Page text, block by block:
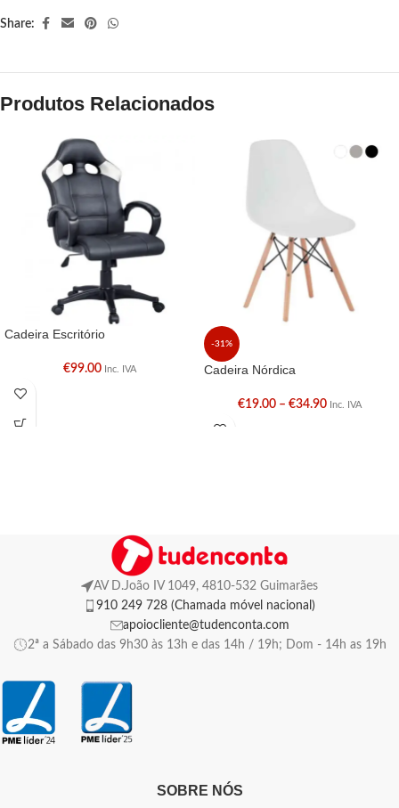
Share:
Produtos Relacionados
Cadeira Escritório
€99.00 Inc. IVA
-31%
Cadeira Nórdica
€19.00 – €34.90 Inc. IVA
AV D.João IV 1049, 4810-532 Guimarães
910 249 728 (Chamada móvel nacional)
apoiocliente@tudenconta.com
2ª a Sábado das 9h30 às 13h e das 14h / 19h; Dom - 14h as 19h
SOBRE NÓS